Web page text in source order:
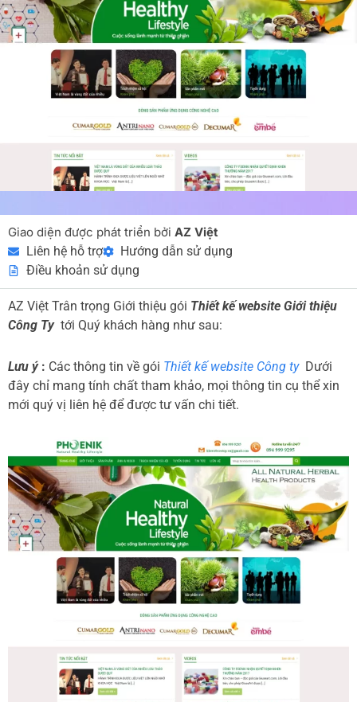
Giao diện được phát triển bởi AZ Việt
Liên hệ hỗ trợ
Hướng dẫn sử dụng
Điều khoản sử dụng
AZ Việt Trân trọng Giới thiệu gói Thiết kế website Giới thiệu
Công Ty tới Quý khách hàng như sau:
Lưu ý: Các thông tin về gói Thiết kế website Công ty Dưới
đây chỉ mang tính chất tham khảo, mọi thông tin cụ thể xin
mới quý vị liên hệ để được tư vấn chi tiết.